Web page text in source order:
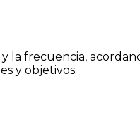
la frecuencia,
y objetivos.